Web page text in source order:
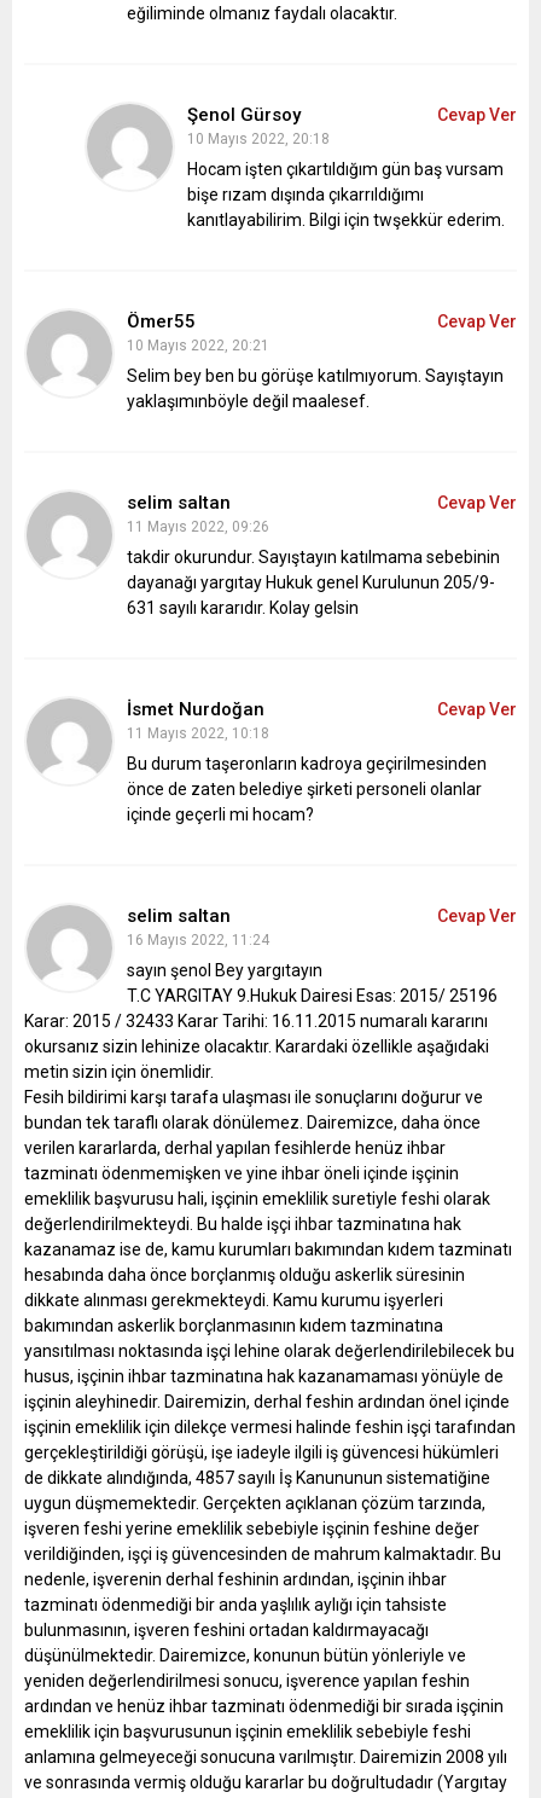
eğiliminde olmanız faydalı olacaktır.
Şenol Gürsoy
10 Mayıs 2022, 20:18
Hocam işten çıkartıldığım gün baş vursam
bişe rızam dışında çıkarrıldığımı
kanıtlayabilirim. Bilgi için twşekkür ederim.
Cevap Ver
Ömer55
10 Mayıs 2022, 20:21
Selim bey ben bu görüşe katılmıyorum. Sayıştayın
yaklaşımınböyle değil maalesef.
Cevap Ver
selim saltan
11 Mayıs 2022, 09:26
takdir okurundur. Sayıştayın katılmama sebebinin
dayanağı yargıtay Hukuk genel Kurulunun 205/9-
631 sayılı kararıdır. Kolay gelsin
Cevap Ver
İsmet Nurdoğan
11 Mayıs 2022, 10:18
Bu durum taşeronların kadroya geçirilmesinden
önce de zaten belediye şirketi personeli olanlar
içinde geçerli mi hocam?
Cevap Ver
selim saltan
16 Mayıs 2022, 11:24
sayın şenol Bey yargıtayın
T.C YARGITAY9.Hukuk Dairesi Esas: 2015/ 25196
Karar: 2015 / 32433 Karar Tarihi: 16.11.2015 numaralı kararını
okursanız sizin lehinize olacaktır. Karardaki özellikle aşağıdaki
metin sizin için önemlidir.
Fesih bildirimi karşı tarafa ulaşması ile sonuçlarını doğurur ve
bundan tek taraflı olarak dönülemez. Dairemizce, daha önce
verilen kararlarda, derhal yapılan fesihlerde henüz ihbar
tazminatı ödenmemişken ve yine ihbar öneli içinde işçinin
emeklilik başvurusu hali, işçinin emeklilik suretiyle feshi olarak
değerlendirilmekteydi. Bu halde işçi ihbar tazminatına hak
kazanamaz ise de, kamu kurumları bakımından kıdem tazminatı
hesabında daha önce borçlanmış olduğu askerlik süresinin
dikkate alınması gerekmekteydi. Kamu kurumu işyerleri
bakımından askerlik borçlanmasının kıdem tazminatına
yansıtılması noktasında işçi lehine olarak değerlendirilebilecek bu
husus, işçinin ihbar tazminatına hak kazanamaması yönüyle de
işçinin aleyhinedir. Dairemizin, derhal feshin ardından önel içinde
işçinin emeklilik için dilekçe vermesi halinde feshin işçi tarafından
gerçekleştirildiği görüşü, işe iadeyle ilgili iş güvencesi hükümleri
de dikkate alındığında, 4857 sayılı İş Kanununun sistematiğine
uygun düşmemektedir. Gerçekten açıklanan çözüm tarzında,
işveren feshi yerine emeklilik sebebiyle işçinin feshine değer
verildiğinden, işçi iş güvencesinden de mahrum kalmaktadır. Bu
nedenle, işverenin derhal feshinin ardından, işçinin ihbar
tazminatı ödenmediği bir anda yaşlılık aylığı için tahsiste
bulunmasının, işveren feshini ortadan kaldırmayacağı
düşünülmektedir. Dairemizce, konunun bütün yönleriyle ve
yeniden değerlendirilmesi sonucu, işverence yapılan feshin
ardından ve henüz ihbar tazminatı ödenmediği bir sırada işçinin
emeklilik için başvurusunun işçinin emeklilik sebebiyle feshi
anlamına gelmeyeceği sonucuna varılmıştır. Dairemizin 2008 yılı
ve sonrasında vermiş olduğu kararlar bu doğrultudadır (Yargıtay
Cevap Ver